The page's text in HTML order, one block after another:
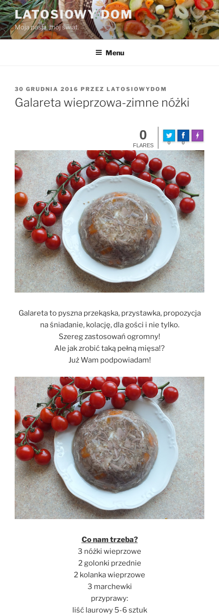
Przejdź
do
treści
LATOSIOWY DOM
Moja pasja, mój świat.
Menu
OPUBLIKOWANE
W
30 GRUDNIA 2016 PRZEZ LATOSIOWYDOM
Galareta wieprzowa-zimne nóżki
0
FLARES 0 0
Made with
Galareta to pyszna przekąska, przystawka, propozycja
na śniadanie, kolację, dla gości i nie tylko.
Szereg zastosowań ogromny!
Ale jak zrobić taką pełną mięsa!?
Już Wam podpowiadam!
Co nam trzeba?
3 nóżki wieprzowe
2 golonki przednie
2 kolanka wieprzowe
3 marchewki
przyprawy:
liść laurowy 5-6 sztuk